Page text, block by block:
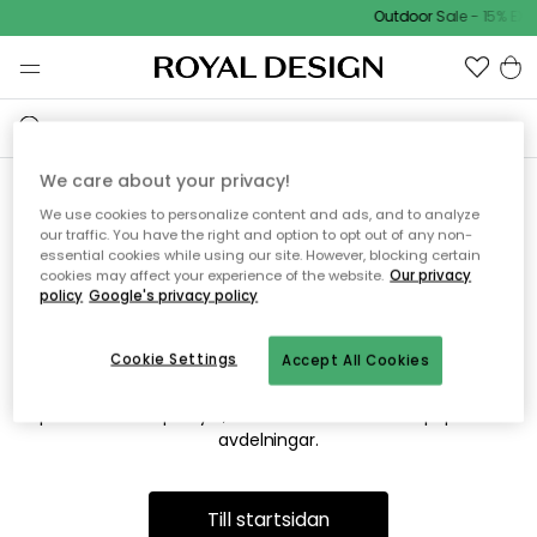
Outdoor Sale - 15%
Vi hittar tyvärr inte sidan du
söker
Detta kan bero på att sidan inte längre finns eller att den har
flyttats. Vi ber om ursäkt för besväret. I menyn ovan kan du
prova att söka på nytt, eller besöka en av våra populära
avdelningar.
Till startsidan
We care about your privacy!
We use cookies to personalize content and ads, and to analyze
our traffic. You have the right and option to opt out of any non-
essential cookies while using our site. However, blocking certain
cookies may affect your experience of the website. Our privacy
policy Google's privacy policy
Accept All Cookies
Cookie Settings